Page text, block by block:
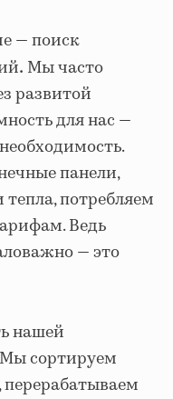
— поиск
. Мы часто
развитой
для нас —
панели,
потребляем
Ведь
— это
нашей
сортируем